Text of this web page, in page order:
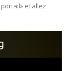
et allez